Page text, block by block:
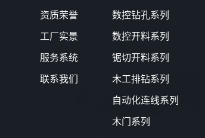
资质荣誉
工厂实景
服务系统
联系我们
数控钻孔系列
数控开料系列
锯切开料系列
木工排钻系列
自动化连线系列
木门系列